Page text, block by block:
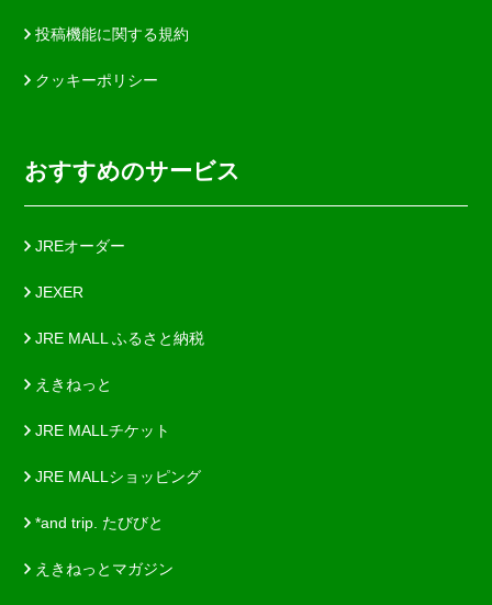
投稿機能に関する規約
クッキーポリシー
おすすめのサービス
JREオーダー
JEXER
JRE MALL ふるさと納税
えきねっと
JRE MALLチケット
JRE MALLショッピング
*and trip. たびびと
えきねっとマガジン